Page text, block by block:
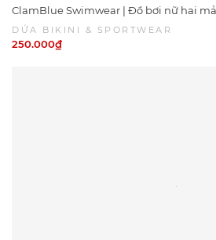
ClamBlue Swimwear | Đồ bơi nữ hai
năng động màu xanh | DỨA BIKINI
DỨA BIKINI & SPORTWEAR
250.000₫